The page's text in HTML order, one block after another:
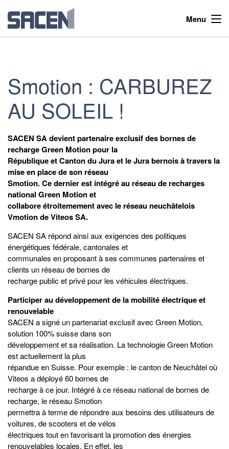
Menu
Smotion : CARBUREZ
AU SOLEIL !
SACEN SA devient partenaire exclusif des bornes de
recharge Green Motion pour la
République et Canton du Jura et le Jura bernois à travers la
mise en place de son réseau
Smotion. Ce dernier est intégré au réseau de recharges
national Green Motion et
collabore étroitemement avec le réseau neuchâtelois
Vmotion de Viteos SA.
SACEN SA répond ainsi aux exigences des politiques
énergétiques fédérale, cantonales et
communales en proposant à ses communes partenaires et
clients un réseau de bornes de
recharge public et privé pour les véhicules électriques.
Participer au développement de la mobilité électrique et
renouvelable
SACEN a signé un partenariat exclusif avec Green Motion,
solution 100% suisse dans son
développement et sa réalisation. La technologie Green Motion
est actuellement la plus
répandue en Suisse. Pour exemple : le canton de Neuchâtel où
Viteos a déployé 60 bornes de
recharge à ce jour. Intégré à ce réseau national de bornes de
recharge, le réseau Smotion
permettra à terme de répondre aux besoins des utilisateurs de
voitures, de scooters et de vélos
électriques tout en favorisant la promotion des énergies
renouvelables locales. En effet, les